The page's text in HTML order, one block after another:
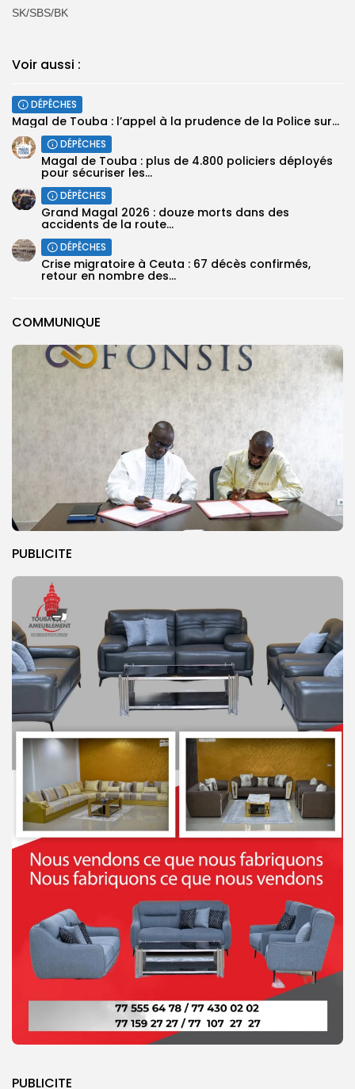
COMMUNIQUE
PUBLICITE
PUBLICITE
‎SK/SBS/BK
Voir aussi :
DÉPÊCHES
Magal de Touba : l’appel à la prudence de la Police sur...
DÉPÊCHES
Magal de Touba : plus de 4.800 policiers déployés
pour sécuriser les...
DÉPÊCHES
Grand Magal 2026 : douze morts dans des
accidents de la route...
DÉPÊCHES
Crise migratoire à Ceuta : 67 décès confirmés,
retour en nombre des...